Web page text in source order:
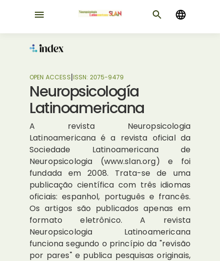
OPEN ACCESS|ISSN: 2075-9479
Neuropsicología
Latinoamericana
A revista Neuropsicologia
Latinoamericana é a revista oficial da
Sociedade Latinoamericana de
Neuropsicologia (www.slan.org) e foi
fundada em 2008. Trata-se de uma
publicação científica com três idiomas
oficiais: espanhol, português e francês.
Os artigos são publicados apenas em
formato eletrônico. A revista
Neuropsicologia Latinoamericana
funciona segundo o princípio da "revisão
por pares" e publica pesquisas originais,